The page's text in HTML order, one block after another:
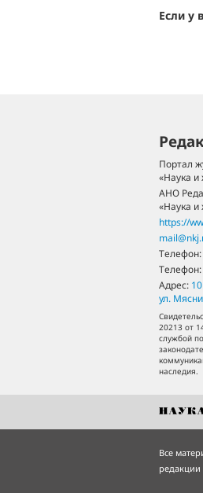
Если у
Портал
«Наука и
АНО
«Наука и
https://
Телефон:
Телефон:
Адрес:
ул.
20213 от
службой
наследия.
Все
редакции